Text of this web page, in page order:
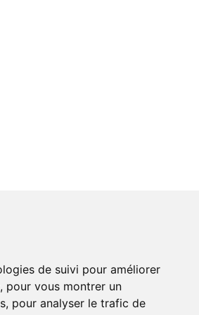
de suivi pour améliorer
pour vous montrer un
pour analyser le trafic de